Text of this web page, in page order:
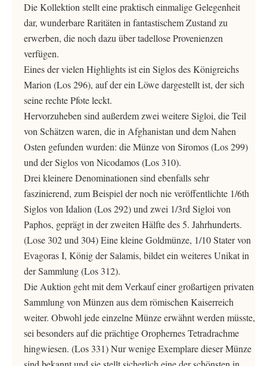
Die Kollektion stellt eine praktisch einmalige Gelegenheit
dar, wunderbare Raritäten in fantastischem Zustand zu
erwerben, die noch dazu über tadellose Provenienzen
verfügen.
Eines der vielen Highlights ist ein Siglos des Königreichs
Marion (Los 296), auf der ein Löwe dargestellt ist, der sich
seine rechte Pfote leckt.
Hervorzuheben sind außerdem zwei weitere Sigloi, die Teil
von Schätzen waren, die in Afghanistan und dem Nahen
Osten gefunden wurden: die Münze von Siromos (Los 299)
und der Siglos von Nicodamos (Los 310).
Drei kleinere Denominationen sind ebenfalls sehr
faszinierend, zum Beispiel der noch nie veröffentlichte 1/6th
Siglos von Idalion (Los 292) und zwei 1/3rd Sigloi von
Paphos, geprägt in der zweiten Hälfte des 5. Jahrhunderts.
(Lose 302 und 304) Eine kleine Goldmünze, 1/10 Stater von
Evagoras I, König der Salamis, bildet ein weiteres Unikat in
der Sammlung (Los 312).
Die Auktion geht mit dem Verkauf einer großartigen privaten
Sammlung von Münzen aus dem römischen Kaiserreich
weiter. Obwohl jede einzelne Münze erwähnt werden müsste,
sei besonders auf die prächtige Orophernes Tetradrachme
hingwiesen. (Los 331) Nur wenige Exemplare dieser Münze